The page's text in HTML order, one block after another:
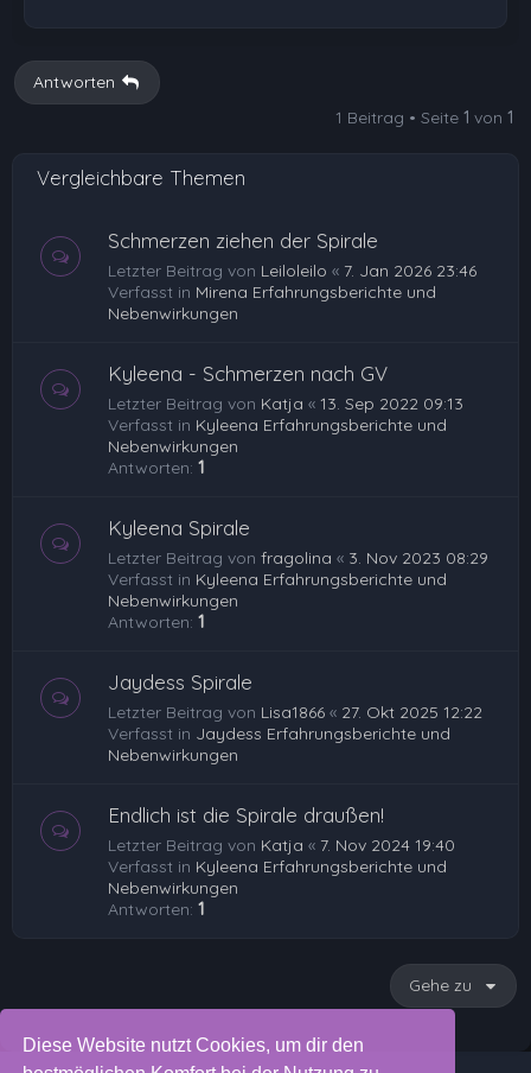
Diese Website nutzt Cookies, um dir den
Antworten
1 Beitrag • Seite 1 von 1
Vergleichbare Themen
Schmerzen ziehen der Spirale
Letzter Beitrag von Leiloleilo « 7. Jan 2026 23:46
Verfasst in Mirena Erfahrungsberichte und
Nebenwirkungen
Kyleena - Schmerzen nach GV
Letzter Beitrag von Katja « 13. Sep 2022 09:13
Verfasst in Kyleena Erfahrungsberichte und
Nebenwirkungen
Antworten: 1
Kyleena Spirale
Letzter Beitrag von fragolina « 3. Nov 2023 08:29
Verfasst in Kyleena Erfahrungsberichte und
Nebenwirkungen
Antworten: 1
Jaydess Spirale
Letzter Beitrag von Lisa1866 « 27. Okt 2025 12:22
Verfasst in Jaydess Erfahrungsberichte und
Nebenwirkungen
Endlich ist die Spirale draußen!
Letzter Beitrag von Katja « 7. Nov 2024 19:40
Verfasst in Kyleena Erfahrungsberichte und
Nebenwirkungen
Antworten: 1
Gehe zu